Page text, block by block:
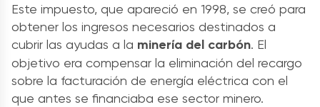
Este impuesto, que apareció en 1998, se creó para
obtener los ingresos necesarios destinados a
cubrir las ayudas a la minería del carbón. El
objetivo era compensar la eliminación del recargo
sobre la facturación de energía eléctrica con el
que antes se financiaba ese sector minero.